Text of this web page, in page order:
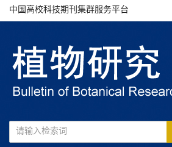
中国高校科技期刊集群服务平台